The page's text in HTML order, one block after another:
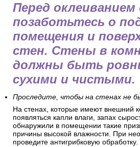
Перед оклеиванием
позаботьтесь о
помещения и
стен. Стены в
должны быть
сухими и чистыми.
Проследите, чтобы на стенах не
На стенах, которые имеют внешний
появляться капли влаги, запах
обнаружили в помещении такие
причины высокой влажности. При
проведите антигрибковую обработку.